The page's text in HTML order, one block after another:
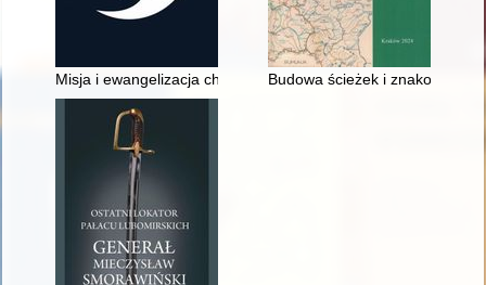
Misja i ewangelizacja chrześcijan wiary ewangelicznej na
Budowa ścieżek i znakowanie